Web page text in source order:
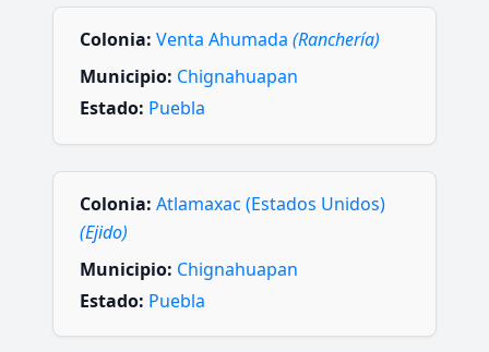
Colonia: Venta Ahumada (Ranchería)
Municipio: Chignahuapan
Estado: Puebla
Colonia: Atlamaxac (Estados Unidos)
(Ejido)
Municipio: Chignahuapan
Estado: Puebla